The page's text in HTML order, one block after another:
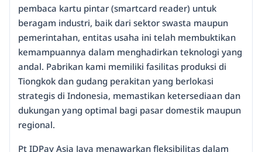
pembaca kartu pintar (smartcard reader) untuk
beragam industri, baik dari sektor swasta maupun
pemerintahan, entitas usaha ini telah membuktikan
kemampuannya dalam menghadirkan teknologi yang
andal. Pabrikan kami memiliki fasilitas produksi di
Tiongkok dan gudang perakitan yang berlokasi
strategis di Indonesia, memastikan ketersediaan dan
dukungan yang optimal bagi pasar domestik maupun
regional.
Pt IDPay Asia Jaya menawarkan fleksibilitas dalam